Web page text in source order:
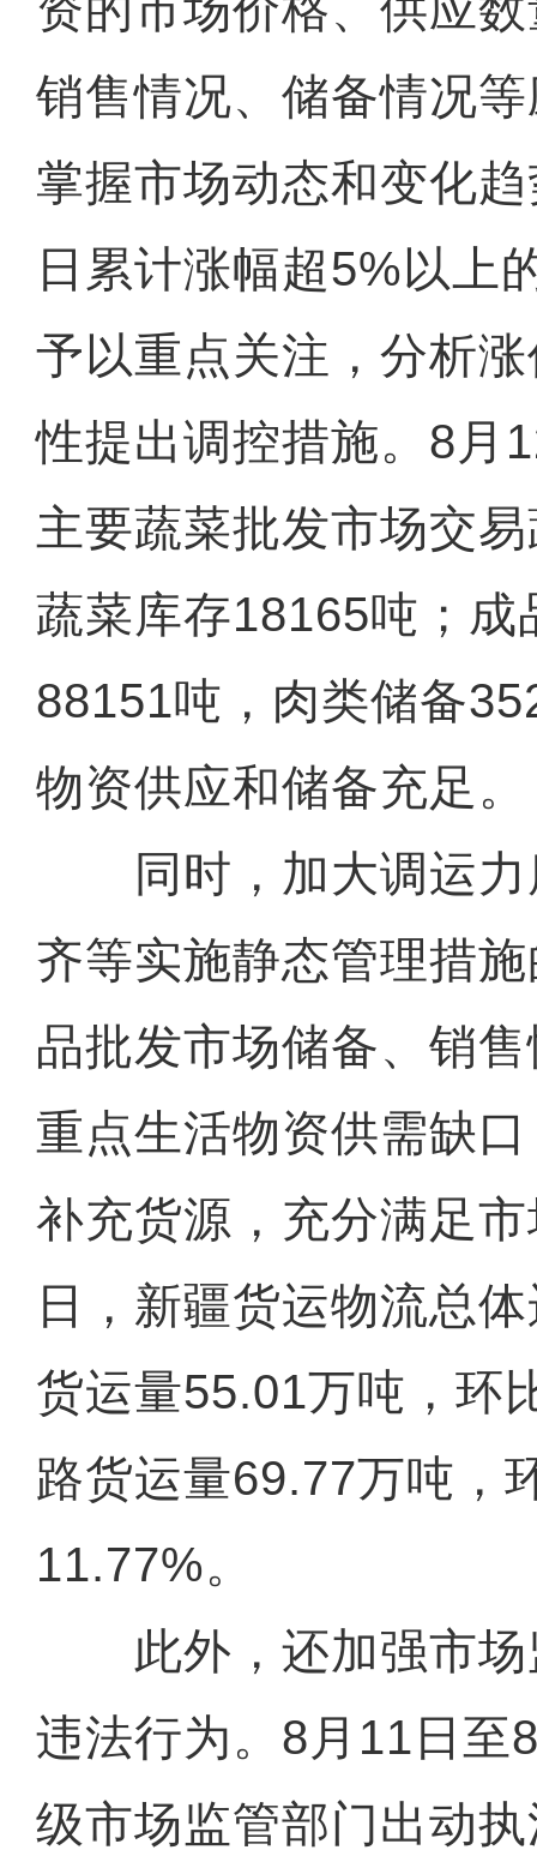
销售情况、储备情况
掌握市场动态和变化
日累计涨幅超5%以上
予以重点关注，分析
性提出调控措施。8月
主要蔬菜批发市场交
蔬菜库存18165吨；成
88151吨，肉类储备
物资供应和储备充足。
同时，加大调运力
齐等实施静态管理措
品批发市场储备、销
重点生活物资供需缺
补充货源，充分满足
日，新疆货运物流总
货运量55.01万吨，环
路货运量69.77万吨，
11.77%。
此外，还加强市场
违法行为。8月11日至
级市场监管部门出动